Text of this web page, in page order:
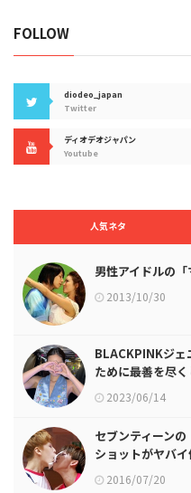
FOLLOW
diodeo_japan
Twitter
ディオデオジャパン
Youtube
人気ネタ
男性アイドルの
2013/10/30
BLACKPINKジ
ために最善を尽く
2023/06/14
セブンティーン
ショットがヤバ
2016/07/20